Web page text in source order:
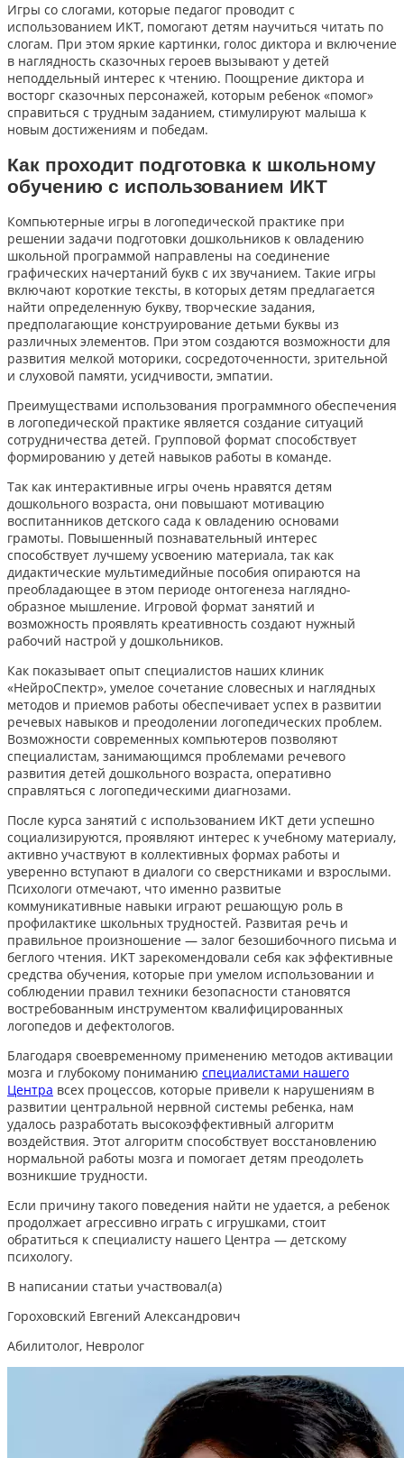
Игры со слогами, которые педагог проводит с
использованием ИКТ, помогают детям научиться читать по
слогам. При этом яркие картинки, голос диктора и включение
в наглядность сказочных героев вызывают у детей
неподдельный интерес к чтению. Поощрение диктора и
восторг сказочных персонажей, которым ребенок «помог»
справиться с трудным заданием, стимулируют малыша к
новым достижениям и победам.
Как проходит подготовка к школьному
обучению с использованием ИКТ
Компьютерные игры в логопедической практике при
решении задачи подготовки дошкольников к овладению
школьной программой направлены на соединение
графических начертаний букв с их звучанием. Такие игры
включают короткие тексты, в которых детям предлагается
найти определенную букву, творческие задания,
предполагающие конструирование детьми буквы из
различных элементов. При этом создаются возможности для
развития мелкой моторики, сосредоточенности, зрительной
и слуховой памяти, усидчивости, эмпатии.
Преимуществами использования программного обеспечения
в логопедической практике является создание ситуаций
сотрудничества детей. Групповой формат способствует
формированию у детей навыков работы в команде.
Так как интерактивные игры очень нравятся детям
дошкольного возраста, они повышают мотивацию
воспитанников детского сада к овладению основами
грамоты. Повышенный познавательный интерес
способствует лучшему усвоению материала, так как
дидактические мультимедийные пособия опираются на
преобладающее в этом периоде онтогенеза наглядно-
образное мышление. Игровой формат занятий и
возможность проявлять креативность создают нужный
рабочий настрой у дошкольников.
Как показывает опыт специалистов наших клиник
«НейроСпектр», умелое сочетание словесных и наглядных
методов и приемов работы обеспечивает успех в развитии
речевых навыков и преодолении логопедических проблем.
Возможности современных компьютеров позволяют
специалистам, занимающимся проблемами речевого
развития детей дошкольного возраста, оперативно
справляться с логопедическими диагнозами.
После курса занятий с использованием ИКТ дети успешно
социализируются, проявляют интерес к учебному материалу,
активно участвуют в коллективных формах работы и
уверенно вступают в диалоги со сверстниками и взрослыми.
Психологи отмечают, что именно развитые
коммуникативные навыки играют решающую роль в
профилактике школьных трудностей. Развитая речь и
правильное произношение — залог безошибочного письма и
беглого чтения. ИКТ зарекомендовали себя как эффективные
средства обучения, которые при умелом использовании и
соблюдении правил техники безопасности становятся
востребованным инструментом квалифицированных
логопедов и дефектологов.
Благодаря своевременному применению методов активации
мозга и глубокому пониманию специалистами нашего
Центра всех процессов, которые привели к нарушениям в
развитии центральной нервной системы ребенка, нам
удалось разработать высокоэффективный алгоритм
воздействия. Этот алгоритм способствует восстановлению
нормальной работы мозга и помогает детям преодолеть
возникшие трудности.
Если причину такого поведения найти не удается, а ребенок
продолжает агрессивно играть с игрушками, стоит
обратиться к специалисту нашего Центра — детскому
психологу.
В написании статьи участвовал(а)
Гороховский Евгений Александрович
Абилитолог, Невролог